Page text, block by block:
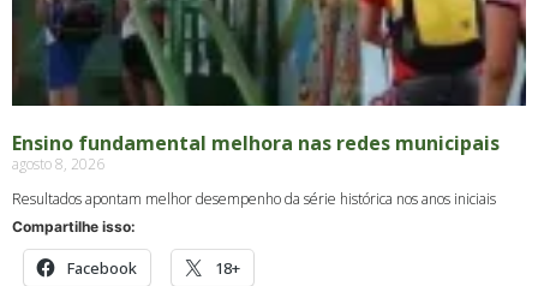
Ensino fundamental melhora nas redes municipais
agosto 8, 2026
Resultados apontam melhor desempenho da série histórica nos anos iniciais
Compartilhe isso:
Facebook 18+